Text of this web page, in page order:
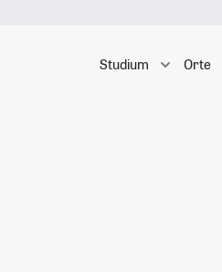
Studium Orte